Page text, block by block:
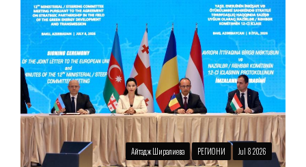
Айтадж Ширалиева РЕГИОНИ Jul 8 2026